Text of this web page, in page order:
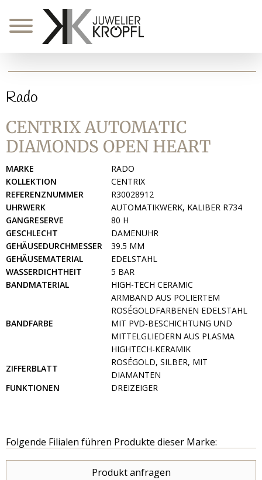
Zum
Rado
CENTRIX AUTOMATIC
DIAMONDS OPEN HEART
MARKE
RADO
KOLLEKTION
CENTRIX
REFERENZNUMMER
R30028912
UHRWERK
AUTOMATIKWERK, KALIBER R734
GANGRESERVE
80 H
GESCHLECHT
DAMENUHR
GEHÄUSEDURCHMESSER
39.5 MM
GEHÄUSEMATERIAL
EDELSTAHL
WASSERDICHTHEIT
5 BAR
BANDMATERIAL
HIGH-TECH CERAMIC
BANDFARBE
ARMBAND AUS POLIERTEM
ROSÉGOLDFARBENEN EDELSTAHL
MIT PVD-BESCHICHTUNG UND
MITTELGLIEDERN AUS PLASMA
HIGHTECH-KERAMIK
ZIFFERBLATT
ROSÉGOLD, SILBER, MIT
DIAMANTEN
FUNKTIONEN
DREIZEIGER
Folgende Filialen führen Produkte dieser Marke:
Produkt anfragen